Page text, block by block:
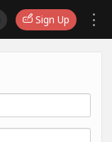
Sign Up